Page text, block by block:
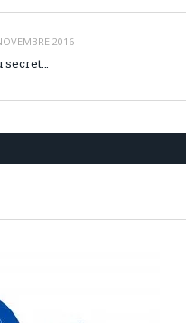
2016
secret…